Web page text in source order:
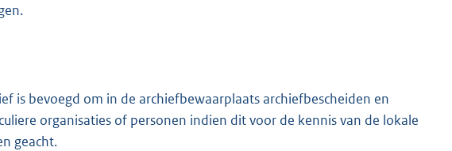
is bevoegd om in de archiefbewaarplaats archiefbescheiden en
organisaties of personen indien dit voor de kennis van de lokale
geacht.